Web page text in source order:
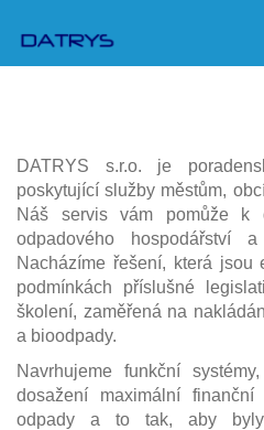
DATRYS s.r.o. je
poskytující služby městům,
Náš servis vám pomůže k
odpadového hospodářství
Nacházíme řešení, která jsou
podmínkách příslušné
školení, zaměřená na
a bioodpady.
Navrhujeme funkční
dosažení maximální
odpady a to tak, aby byly